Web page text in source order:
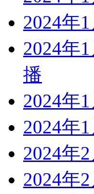
2024年
2024年
播
2024年
2024年
2024年
2024年